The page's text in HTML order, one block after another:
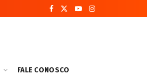
FALE CONOSCO